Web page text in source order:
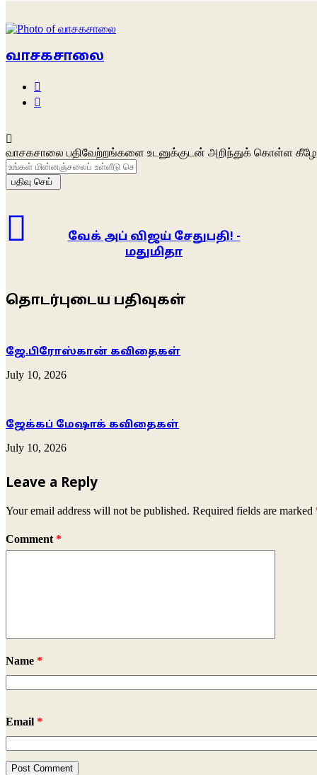
வாசகசாலை
வாசகசாலை பதிவேற்றங்களை உடனுக்குடன் அறிந்துக் கொள்ள
உங்கள்
மின்னஞ்சலைப்
உள்ளீடு
வேக் அப் விஜய் சேதுபதி! -
மதுமிதா
தொடர்புடைய பதிவுகள்
ஜே.பிரோஸ்கான் கவிதைகள்
July 10, 2026
ஜேக்கப் மேஷாக் கவிதைகள்
July 10, 2026
Leave a Reply
Your email address will not be published. Required fields are marked
Comment *
Name *
Email *